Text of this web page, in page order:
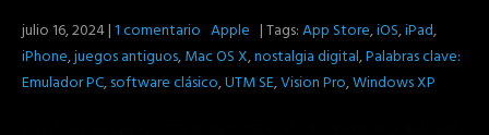
julio 16, 2024|1 comentario Apple | Tags:App Store,iOS,iPad,
iPhone,juegos antiguos,Mac OS X,nostalgia digital,Palabras clave:
Emulador PC,software clásico,UTM SE,Vision Pro,Windows XP